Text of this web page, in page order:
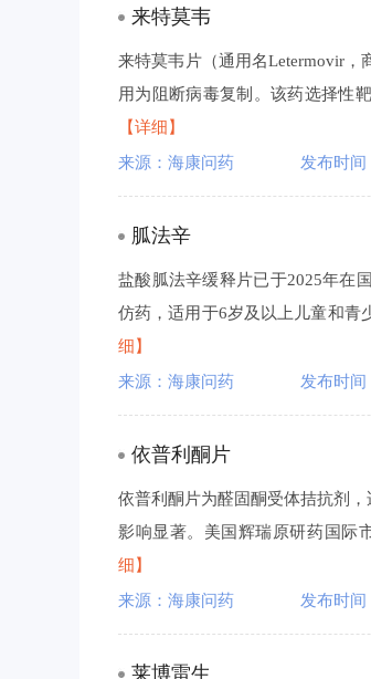
来特莫韦
来特莫韦片（通用名Letermovir
用为阻断病毒复制。该药选择性
【详细】
来源：海康问药
发布时间
胍法辛
盐酸胍法辛缓释片已于2025年在
仿药，适用于6岁及以上儿童和青
细】
来源：海康问药
发布时间
依普利酮片
依普利酮片为醛固酮受体拮抗剂
影响显著。美国辉瑞原研药国际
细】
来源：海康问药
发布时间
莱博雷生